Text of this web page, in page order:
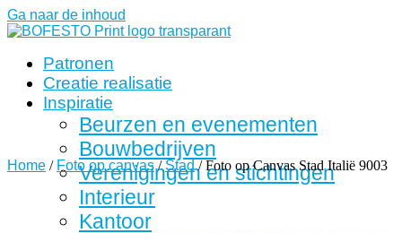
Ga naar de inhoud
Patronen
Creatie realisatie
Inspiratie
Beurzen en evenementen
Bouwbedrijven
Verenigingen en stichtingen
Interieur
Kantoor
Home / Foto op canvas/Stad/ Foto op Canvas Stad Italië 9003